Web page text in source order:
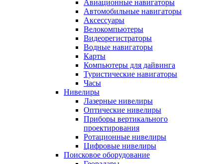
Авиационные навигаторы
Автомобильные навигаторы
Аксессуары
Велокомпьютеры
Видеорегистраторы
Водные навигаторы
Карты
Компьютеры для дайвинга
Туристические навигаторы
Часы
Нивелиры
Лазерные нивелиры
Оптические нивелиры
Приборы вертикального
проектирования
Ротационные нивелиры
Цифровые нивелиры
Поисковое оборудование